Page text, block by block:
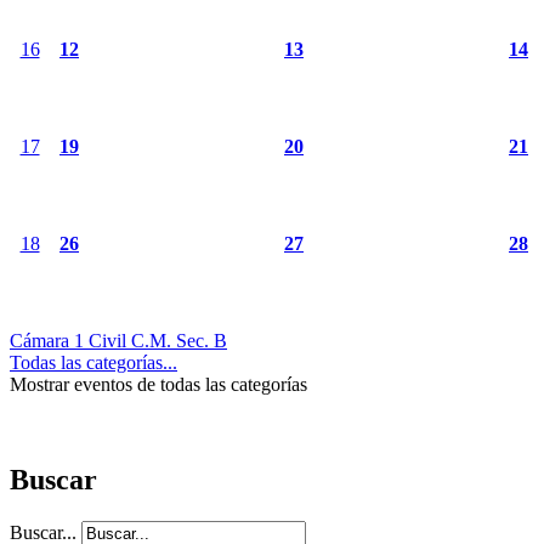
16 12 13 14
17 19 20 21
18 26 27 28
Cámara 1 Civil C.M. Sec. B
Todas las categorías...
Mostrar eventos de todas las categorías
Buscar
Buscar...